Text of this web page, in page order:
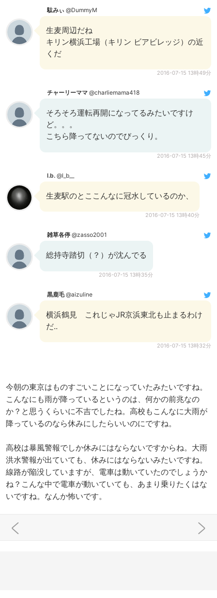
駄みぃ @DummyM
生麦周辺だね
キリン横浜工場（キリン ビアビレッジ）の近
くだ
2016-07-15 13時49分
チャーリーママ @charliemama418
そろそろ運転再開になってるみたいですけ
ど。。。
こちら降ってないのでびっくり。
2016-07-15 13時45分
l.b. @l_b__
生麦駅のとここんなに冠水しているのか、
2016-07-15 13時40分
雑草各停 @zasso2001
総持寺踏切（？）が沈んでる
2016-07-15 13時35分
黒鹿毛@aizuline
横浜鶴見 これじゃJR京浜東北も止まるわけ
だ..
2016-07-15 13時32分
今朝の東京はものすごいことになっていたみたいですね。
こんなにも雨が降っているというのは、何かの前兆なの
か？と思うくらいに不吉でしたね。高校もこんなに大雨が
降っているのなら休みにしたらいいのにですね。
高校は暴風警報でしか休みにはならないですからね。大雨
洪水警報が出ていても、休みにはならないみたいですね。
線路が陥没していますが、電車は動いていたのでしょうか
ね？こんな中で電車が動いていても、あまり乗りたくはな
いですね。なんか怖いです。